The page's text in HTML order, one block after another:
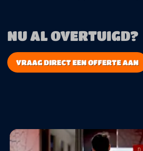
NU AL OVERTUIGD?
VRAAG DIRECT EEN OFFERTE AAN